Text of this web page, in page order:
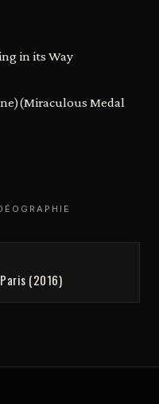
in its Way
Medal
Paris (2016)